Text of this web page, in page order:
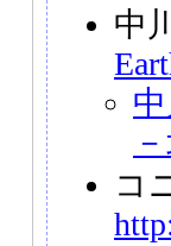
中
コ